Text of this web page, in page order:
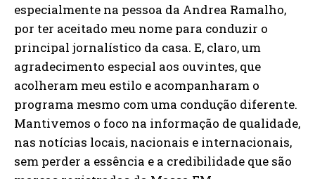
especialmente na pessoa da Andrea Ramalho,
por ter aceitado meu nome para conduzir o
principal jornalístico da casa. E, claro, um
agradecimento especial aos ouvintes, que
acolheram meu estilo e acompanharam o
programa mesmo com uma condução diferente.
Mantivemos o foco na informação de qualidade,
nas notícias locais, nacionais e internacionais,
sem perder a essência e a credibilidade que são